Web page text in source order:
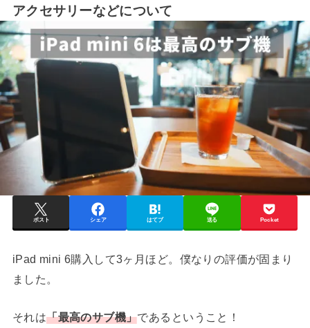
アクセサリーなどについて
ポスト シェア はてブ 送る Pocket
iPad mini 6購入して3ヶ月ほど。僕なりの評価が固まり
ました。
それは「最高のサブ機」であるということ！